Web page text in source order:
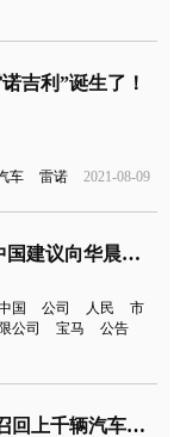
吉利”诞生了！
车 雷诺 2021-08-09
最高13.6亿元！华晨中国建议向华晨雷诺出资
国 公司 人民
市
公司 宝马
公告
北汽新能源汽车召回召回上千辆汽车，先后获政府补贴超10亿